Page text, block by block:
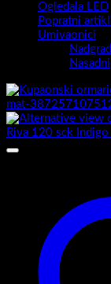
Ogledala LED
Popratni
Umivaonici
Nasadni